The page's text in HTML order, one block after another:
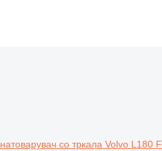
натоварувач со тркала Volvo L180 F